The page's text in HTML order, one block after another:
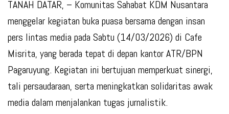
TANAH DATAR, – Komunitas Sahabat KDM Nusantara
menggelar kegiatan buka puasa bersama dengan insan
pers lintas media pada Sabtu (14/03/2026) di Cafe
Misrita, yang berada tepat di depan kantor ATR/BPN
Pagaruyung. Kegiatan ini bertujuan memperkuat sinergi,
tali persaudaraan, serta meningkatkan solidaritas awak
media dalam menjalankan tugas jurnalistik.